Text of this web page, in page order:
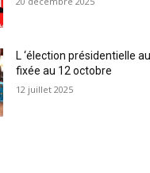
L ‘élection présidentielle
fixée au 12 octobre
12 juillet 2025